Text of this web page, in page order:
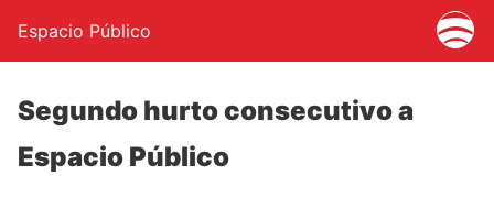
Espacio Público
Segundo hurto consecutivo a
Espacio Público